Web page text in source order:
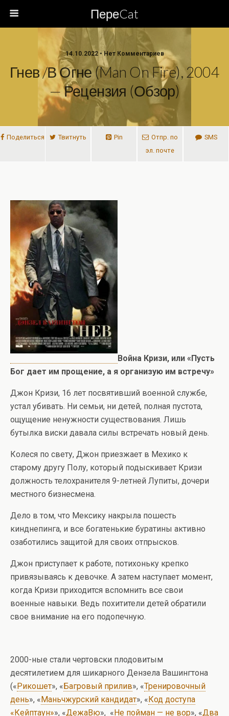
ПереCat
14.10.2022 • Нет Комментариев
Гнев /В Огне (Man On Fire), 2004
— Рецензия (обзор)
Поделиться Твитнуть Pin
Отпр. по
эл. почте
SMS
Война Кризи, или «Пусть
Бог дает им прощение, а я организую им встречу»
Джон Кризи, 16 лет посвятивший военной службе,
устал убивать. Ни семьи, ни детей, полная пустота,
ощущение ненужности существования. Лишь
бутылка виски давала силы встречать новый день.
Колеся по свету, Джон приезжает в Мехико к
старому другу Полу, который подыскивает Кризи
должность телохранителя 9-летней Лупиты, дочери
местного бизнесмена.
Дело в том, что Мексику накрыла пошесть
кинднепинга, и все богатенькие буратины активно
озаботились защитой для своих отпрысков.
Джон приступает к работе, потихоньку крепко
привязываясь к девочке. А затем наступает момент,
когда Кризи приходится вспомнить все свои
военные навыки. Ведь похитители детей обратили
свое внимание на его подопечную.
2000-ные стали чертовски плодовитым
десятилетием для шикарного Дензела Вашингтона
(« Рикошет», « Багровый прилив», «Тренировочный
день», « Маньчжурский кандидат», « Код доступа
«Кейптаун»», «ДежаВю», « Не пойман — не вор», «Два